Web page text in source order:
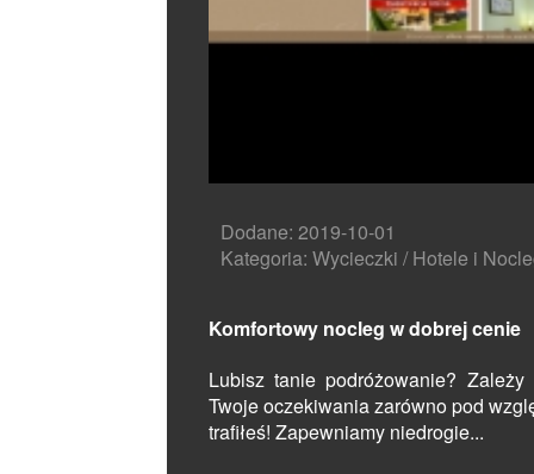
Dodane: 2019-10-01
Kategoria: Wycieczki / Hotele i
Komfortowy nocleg w dobrej cenie
Lubisz tanie podróżowanie?
Twoje oczekiwania zarówno pod
trafiłeś! Zapewniamy niedrogie...